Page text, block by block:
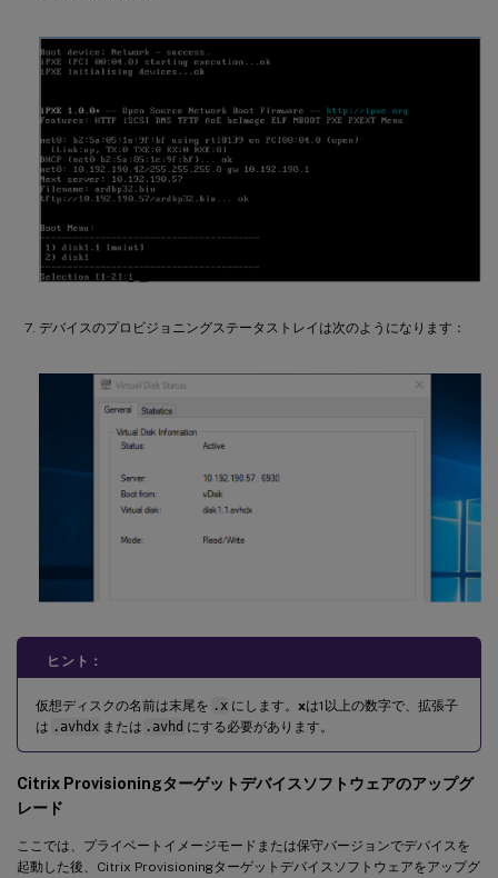
デバイスのプロビジョニングステータストレイは次のようになります：
ヒント：
仮想ディスクの名前は末尾を .x にします。 xは1以上の数字で、拡張子
は .avhdx または .avhd にする必要があります。
Citrix Provisioningターゲットデバイスソフトウェアのアップグ
レード
ここでは、プライベートイメージモードまたは保守バージョンでデバイスを
起動した後、Citrix Provisioningターゲットデバイスソフトウェアをアップグ